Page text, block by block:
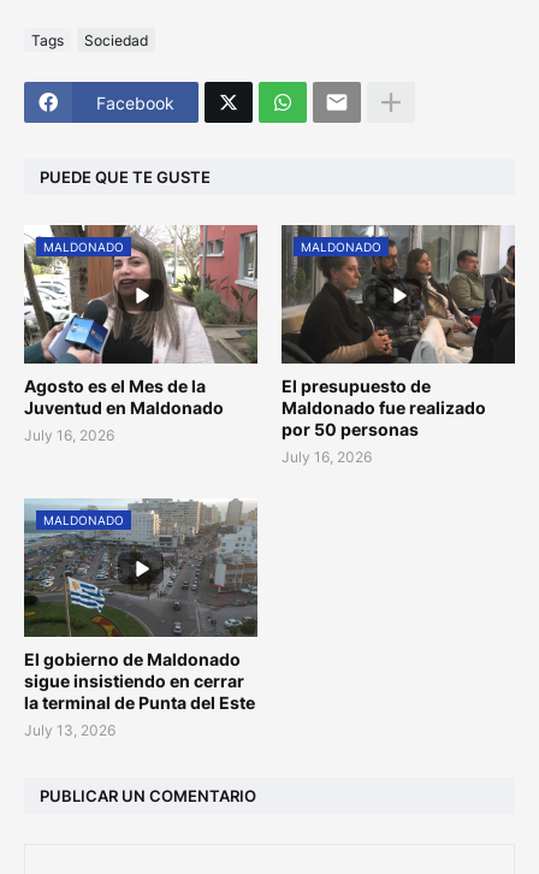
Tags Sociedad
Facebook
PUEDE QUE TE GUSTE
MALDONADO
Agosto es el Mes de la
Juventud en Maldonado
July 16, 2026
MALDONADO
El presupuesto de
Maldonado fue realizado
por 50 personas
July 16, 2026
MALDONADO
El gobierno de Maldonado
sigue insistiendo en cerrar
la terminal de Punta del Este
July 13, 2026
PUBLICAR UN COMENTARIO